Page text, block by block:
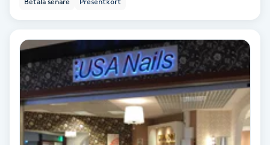
Babylights
Balayage
Bambumassage